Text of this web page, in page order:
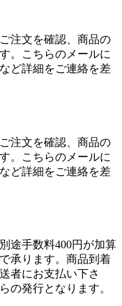
注文を確認、商品の
。こちらのメールに
ど詳細をご連絡を差
注文を確認、商品の
。こちらのメールに
ど詳細をご連絡を差
途手数料400円が加算
承ります。商品到着
者にお支払い下さ
の発行となります。